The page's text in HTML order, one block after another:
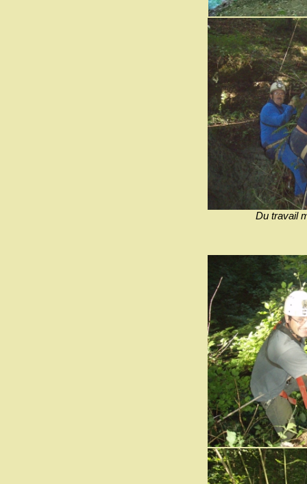
Du travail